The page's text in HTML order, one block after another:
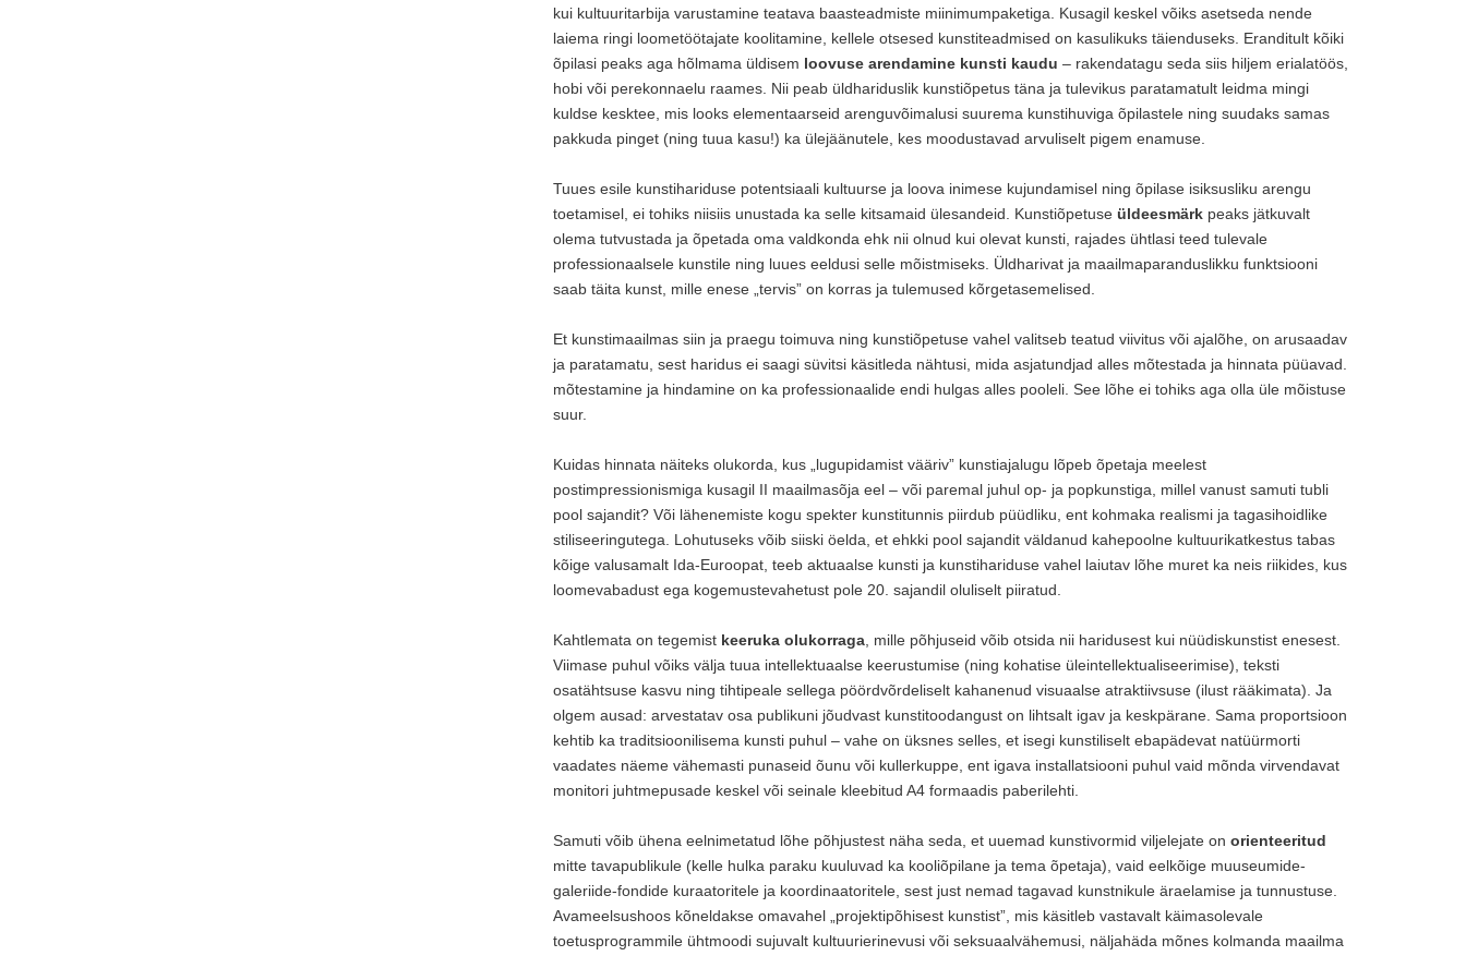
kui kultuuritarbija varustamine teatava baasteadmiste miinimumpaketiga. Kusagil keskel võiks asetseda nende
laiema ringi loometöötajate koolitamine, kellele otsesed kunstiteadmised on kasulikuks täienduseks. Eranditult kõiki
õpilasi peaks aga hõlmama üldisem loovuse arendamine kunsti kaudu – rakendatagu seda siis hiljem erialatöös,
hobi või perekonnaelu raames. Nii peab üldhariduslik kunstiõpetus täna ja tulevikus paratamatult leidma mingi
kuldse kesktee, mis looks elementaarseid arenguvõimalusi suurema kunstihuviga õpilastele ning suudaks samas
pakkuda pinget (ning tuua kasu!) ka ülejäänutele, kes moodustavad arvuliselt pigem enamuse.
Tuues esile kunstihariduse potentsiaali kultuurse ja loova inimese kujundamisel ning õpilase isiksusliku arengu
toetamisel, ei tohiks niisiis unustada ka selle kitsamaid ülesandeid. Kunstiõpetuse üldeesmärk peaks jätkuvalt
olema tutvustada ja õpetada oma valdkonda ehk nii olnud kui olevat kunsti, rajades ühtlasi teed tulevale
professionaalsele kunstile ning luues eeldusi selle mõistmiseks. Üldharivat ja maailmaparanduslikku funktsiooni
saab täita kunst, mille enese „tervis” on korras ja tulemused kõrgetasemelised.
Et kunstimaailmas siin ja praegu toimuva ning kunstiõpetuse vahel valitseb teatud viivitus või ajalõhe, on arusaadav
ja paratamatu, sest haridus ei saagi süvitsi käsitleda nähtusi, mida asjatundjad alles mõtestada ja hinnata püüavad.
mõtestamine ja hindamine on ka professionaalide endi hulgas alles pooleli. See lõhe ei tohiks aga olla üle mõistuse
suur.
Kuidas hinnata näiteks olukorda, kus „lugupidamist vääriv” kunstiajalugu lõpeb õpetaja meelest
postimpressionismiga kusagil II maailmasõja eel – või paremal juhul op- ja popkunstiga, millel vanust samuti tubli
pool sajandit? Või lähenemiste kogu spekter kunstitunnis piirdub püüdliku, ent kohmaka realismi ja tagasihoidlike
stiliseeringutega. Lohutuseks võib siiski öelda, et ehkki pool sajandit väldanud kahepoolne kultuurikatkestus tabas
kõige valusamalt Ida-Euroopat, teeb aktuaalse kunsti ja kunstihariduse vahel laiutav lõhe muret ka neis riikides, kus
loomevabadust ega kogemustevahetust pole 20. sajandil oluliselt piiratud.
Kahtlemata on tegemist keeruka olukorraga , mille põhjuseid võib otsida nii haridusest kui nüüdiskunstist enesest.
Viimase puhul võiks välja tuua intellektuaalse keerustumise (ning kohatise üleintellektualiseerimise), teksti
osatähtsuse kasvu ning tihtipeale sellega pöördvõrdeliselt kahanenud visuaalse atraktiivsuse (ilust rääkimata). Ja
olgem ausad: arvestatav osa publikuni jõudvast kunstitoodangust on lihtsalt igav ja keskpärane. Sama proportsioon
kehtib ka traditsioonilisema kunsti puhul – vahe on üksnes selles, et isegi kunstiliselt ebapädevat natüürmorti
vaadates näeme vähemasti punaseid õunu või kullerkuppe, ent igava installatsiooni puhul vaid mõnda virvendavat
monitori juhtmepusade keskel või seinale kleebitud A4 formaadis paberilehti.
Samuti võib ühena eelnimetatud lõhe põhjustest näha seda, et uuemad kunstivormid viljelejate on orienteeritud
mitte tavapublikule (kelle hulka paraku kuuluvad ka kooliõpilane ja tema õpetaja), vaid eelkõige muuseumide-
galeriide-fondide kuraatoritele ja koordinaatoritele, sest just nemad tagavad kunstnikule äraelamise ja tunnustuse.
Avameelsushoos kõneldakse omavahel „projektipõhisest kunstist”, mis käsitleb vastavalt käimasolevale
toetusprogrammile ühtmoodi sujuvalt kultuurierinevusi või seksuaalvähemusi, näljahäda mõnes kolmanda maailma